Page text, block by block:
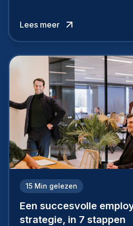
Lees meer
15 Min gelezen
Een succesvolle
strategie, in 7 stappen